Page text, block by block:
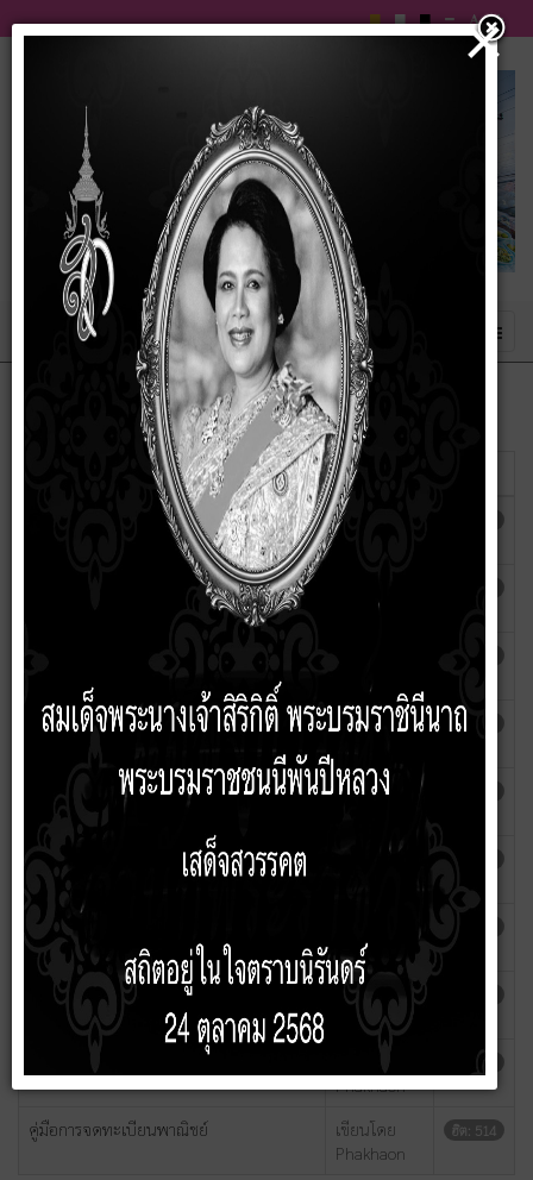
ผู้เขียน
คู่มือสำหรับประชาชน การขออนุญาต
ดัดแปลงอาคารตามมาตรา 21
เขียนโดย
Phakhaon
คู่มือสำหรับประชาชน การรับชำระภาษีป้าย
Phakhaon
คู่มือการขออนุญาตดัดแปลงอาคารตาม
เขียนโดย
ฮิต: 468
คู่มือการขออนุญาตก่อสร้างอาคารตามมาตรา
เขียนโดย
คู่มือการรับแจ้งการย้ายออก
เขียนโดย
คู่มือการรับแจ้งการย้ายเข้า
Phakhaon
การขอรับเงินยังชีพผู้ป่วยเอดส์
เขียนโดย
Phakhaon
เขียนโดย
ฮิต: 486
คู่มือการจดทะเบียนพาณิชย์
เขียนโดย
Phakhaon
ฮิต: 514
×